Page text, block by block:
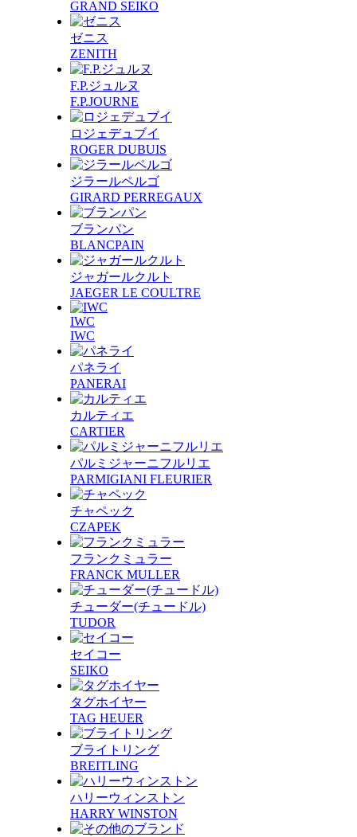
GRAND SEIKO
ゼニス
ZENITH
F.P.ジュルヌ
F.P.JOURNE
ロジェデュブイ
ROGER DUBUIS
ジラールペルゴ
GIRARD PERREGAUX
ブランパン
BLANCPAIN
ジャガールクルト
JAEGER LE COULTRE
IWC
IWC
パネライ
PANERAI
カルティエ
CARTIER
パルミジャーニフルリエ
PARMIGIANI FLEURIER
チャペック
CZAPEK
フランクミュラー
FRANCK MULLER
チューダー(チュードル)
TUDOR
セイコー
SEIKO
タグホイヤー
TAG HEUER
ブライトリング
BREITLING
ハリーウィンストン
HARRY WINSTON